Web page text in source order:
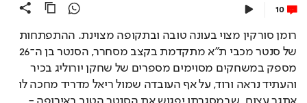
10
רומן סורקין מצוי בעונה טובה ובתקופה מצוינת. ההתפתחות
של סנטר מכבי ת"א מתקדמת בקצב מסחרר, הסנטר בן ה־26
מספק במשחקים מסוימים מספרים של שחקן יורוליג בכיר
והעתיד נראה ורוד, על אף העובדה שמול ריאל מדריד מחכה לו